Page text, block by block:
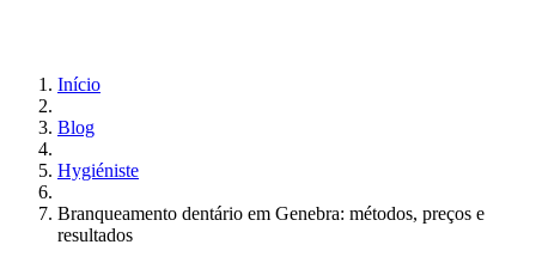
Início
Blog
Hygiéniste
Branqueamento dentário em Genebra: métodos, preços e
resultados